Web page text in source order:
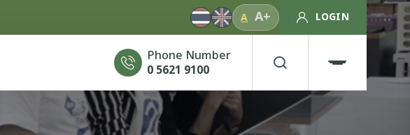
A A+ LOGIN
Phone Number
0 5621 9100